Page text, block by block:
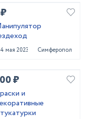
мая 2023 Симферополь
₽
и